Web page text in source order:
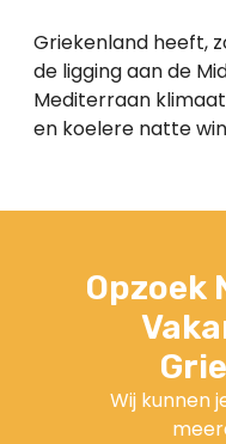
Griekenland heeft,
de ligging aan de
Mediterraan
en koelere natte
Opzoek
Wij kunnen